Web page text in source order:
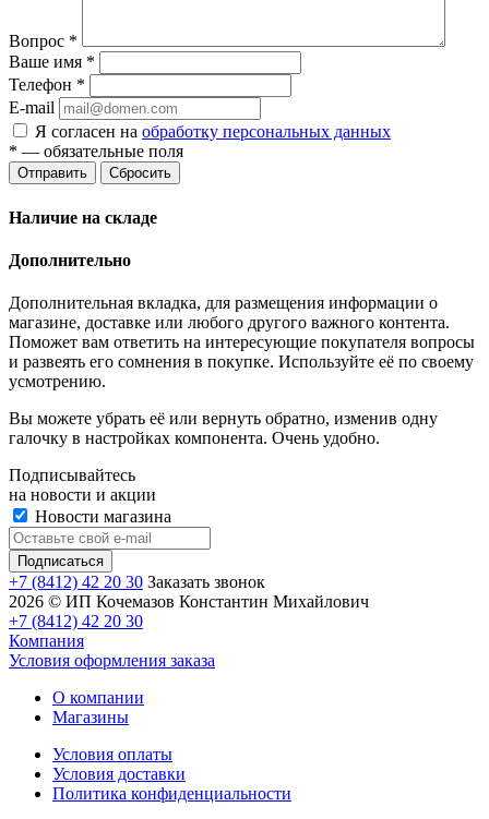
Вопрос *
Ваше имя *
Телефон *
E-mail
Я согласен на обработку персональных данных
* — обязательные поля
Отправить Сбросить
Наличие на складе
Дополнительно
Дополнительная вкладка, для размещения информации о
магазине, доставке или любого другого важного контента.
Поможет вам ответить на интересующие покупателя вопросы
и развеять его сомнения в покупке. Используйте её по своему
усмотрению.
Вы можете убрать её или вернуть обратно, изменив одну
галочку в настройках компонента. Очень удобно.
Подписывайтесь
на новости и акции
Новости магазина
+7 (8412) 42 20 30 Заказать звонок
2026 © ИП Кочемазов Константин Михайлович
+7 (8412) 42 20 30
Компания
Условия оформления заказа
О компании
Магазины
Условия оплаты
Условия доставки
Политика конфиденциальности